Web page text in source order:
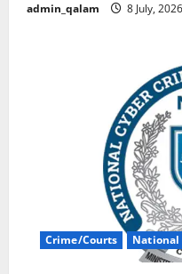
admin_qalam 8 July, 2026
Crime/Courts National